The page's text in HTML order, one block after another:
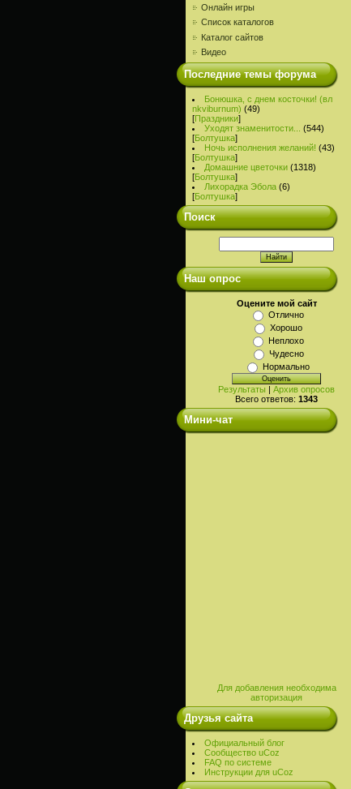
Онлайн игры
Список каталогов
Каталог сайтов
Видео
Последние темы форума
Бонюшка, с днем косточки! (вл
nkviburnum) (49)
[Праздники]
Уходят знаменитости...
(544)
[Болтушка]
Ночь исполнения желаний! (43)
[Болтушка]
Домашние цветочки (1318)
[Болтушка]
Лихорадка Эбола (6)
[Болтушка]
Поиск
Наш опрос
Оцените мой сайт
Отлично
Хорошо
Неплохо
Чудесно
Нормально
Результаты | Архив опросов
Всего ответов: 1343
Мини-чат
Для добавления необходима
авторизация
Друзья сайта
Официальный блог
Сообщество uCoz
FAQ по системе
Инструкции для uCoz